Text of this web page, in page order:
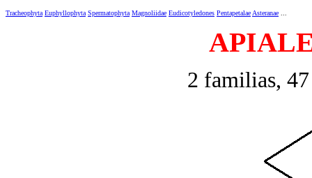
Tracheophyta Euphyllophyta Spermatophyta Magnoliidae Eudicotyledones Pentapetalae Asteranae
2 familias, 47